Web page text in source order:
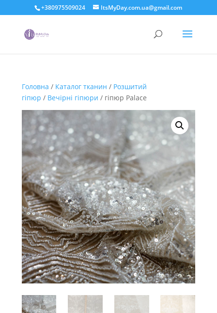
+380975509024 ItsMyDay.com.ua@gmail.com
Головна / Каталог тканин / Розшитий
гіпюр / Вечірні гіпюри / гіпюр Palace